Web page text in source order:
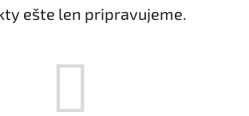
ešte len pripravujeme.